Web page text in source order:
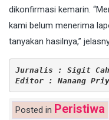
dikonfirmasi kemarin.
kami belum menerima
tanyakan hasilnya,”
Jurnalis : Sigit
Editor : Nanang
Posted in Peristiwa